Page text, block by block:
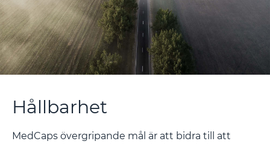
Hållbarhet
MedCaps övergripande mål är att bidra till att